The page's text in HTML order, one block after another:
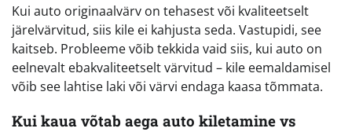
Kui auto originaalvärv on tehasest või kvaliteetselt
järelvärvitud, siis kile ei kahjusta seda. Vastupidi, see
kaitseb. Probleeme võib tekkida vaid siis, kui auto on
eelnevalt ebakvaliteetselt värvitud – kile eemaldamisel
võib see lahtise laki või värvi endaga kaasa tõmmata.
Kui kaua võtab aega auto kiletamine vs